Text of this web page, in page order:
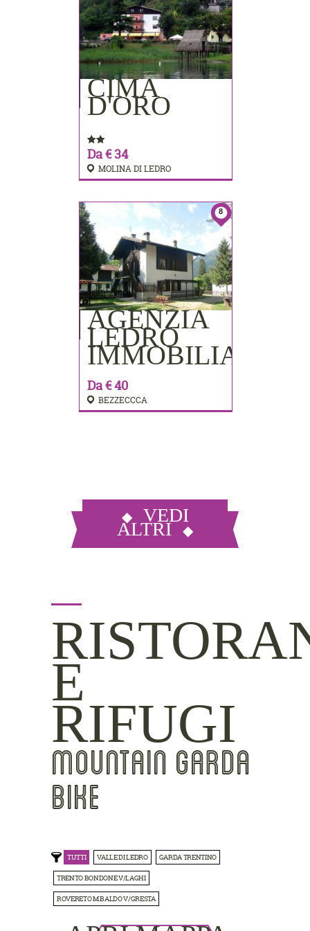
CIMA
D'ORO
Da € 34
MOLINA DI LEDRO
PRENOTA
8
AGENZIA
LEDRO
IMMOBILIARE
Da € 40
BEZZECCCA
PRENOTA
VEDI
ALTRI
E
RIFUGI
MOUNTAIN GARDA
BIKE
TUTTI VALLE DI LEDRO GARDA TRENTINO
TRENTO BONDONE V/LAGHI
ROVERETO M.BALDO V/GRESTA